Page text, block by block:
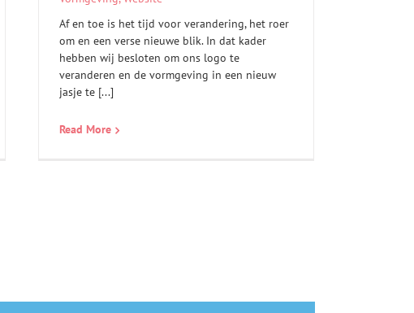
Af en toe is het tijd voor verandering, het roer
om en een verse nieuwe blik. In dat kader
hebben wij besloten om ons logo te
veranderen en de vormgeving in een nieuw
jasje te [...]
Read More